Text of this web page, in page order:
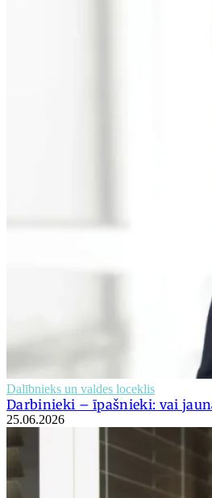
Dalībnieks un valdes loceklis
Darbinieki – īpašnieki: vai
25.06.2026